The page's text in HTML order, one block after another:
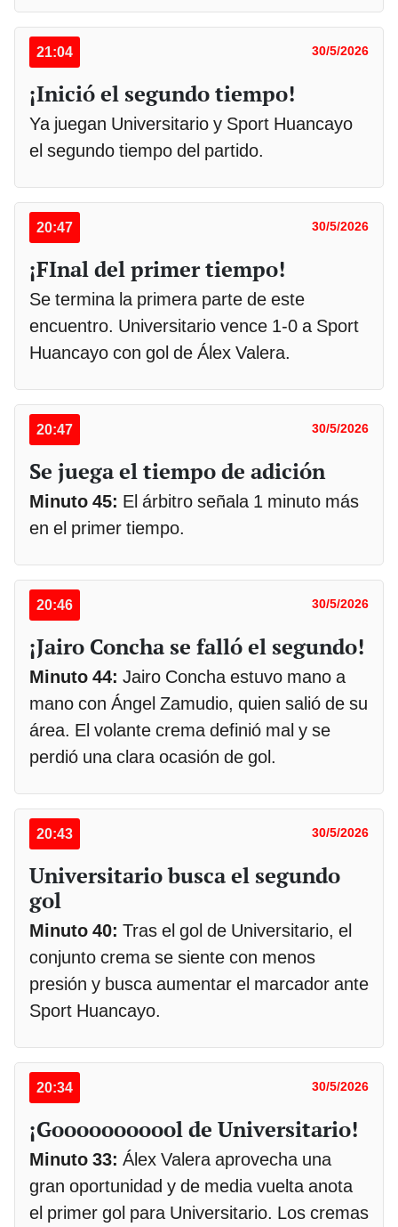
21:04 30/5/2026
¡Inició el segundo tiempo!
Ya juegan Universitario y Sport Huancayo
el segundo tiempo del partido.
20:47 30/5/2026
¡FInal del primer tiempo!
Se termina la primera parte de este
encuentro. Universitario vence 1-0 a Sport
Huancayo con gol de Álex Valera.
20:47 30/5/2026
Se juega el tiempo de adición
Minuto 45: El árbitro señala 1 minuto más
en el primer tiempo.
20:46 30/5/2026
¡Jairo Concha se falló el segundo!
Minuto 44: Jairo Concha estuvo mano a
mano con Ángel Zamudio, quien salió de su
área. El volante crema definió mal y se
perdió una clara ocasión de gol.
20:43 30/5/2026
Universitario busca el segundo
gol
Minuto 40: Tras el gol de Universitario, el
conjunto crema se siente con menos
presión y busca aumentar el marcador ante
Sport Huancayo.
20:34 30/5/2026
¡Gooooooooool de Universitario!
Minuto 33: Álex Valera aprovecha una
gran oportunidad y de media vuelta anota
el primer gol para Universitario. Los cremas